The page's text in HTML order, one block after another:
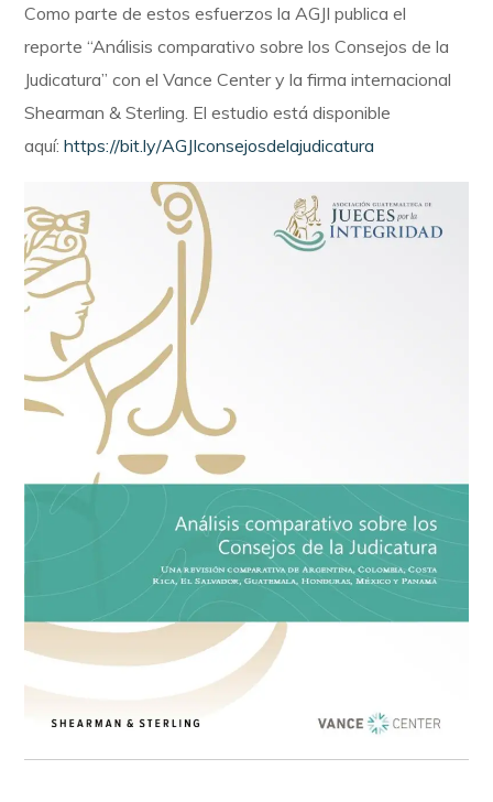
Como parte de estos esfuerzos la AGJI publica el
reporte “Análisis comparativo sobre los Consejos de la
Judicatura” con el Vance Center y la firma internacional
Shearman & Sterling. El estudio está disponible
aquí:https://bit.ly/AGJIconsejosdelajudicatura